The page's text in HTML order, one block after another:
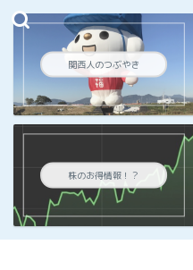
関西人のつぶやき
株のお得情報！？